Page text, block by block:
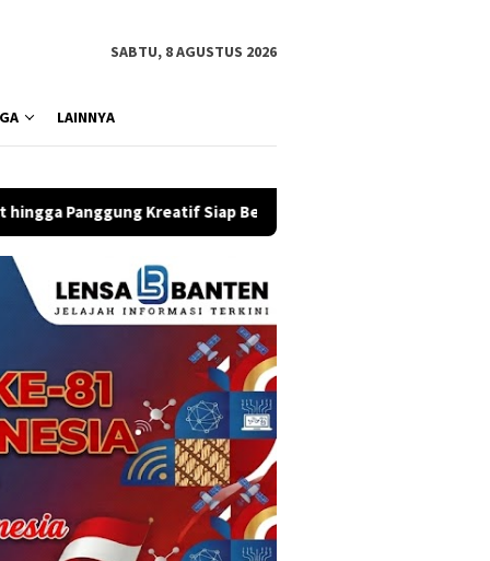
SABTU, 8 AGUSTUS 2026
LAINNYA
Siap Bergoyang Twilite Orchestra Hadirkan Konser